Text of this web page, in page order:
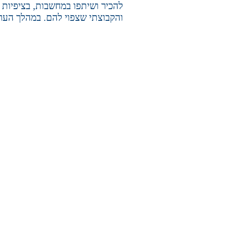
להכיר ושיתפו במחשבות,
והקבוצתי שצפוי להם. במהלך